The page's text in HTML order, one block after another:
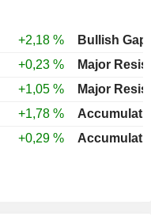
+2,18 %
Bullish Gap
+0,23 %
Major
+1,05 %
Major
+1,78 %
+0,29 %